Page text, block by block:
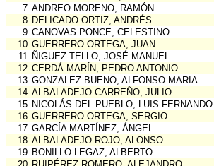
7 ANDREO MORENO, RAMÓN
8 DELICADO ORTIZ, ANDRÉS
9 CANOVAS PONCE, CELESTINO
10 GUERRERO ORTEGA, JUAN
11 ÑIGUEZ TELLO, JOSÉ MANUEL
12 CERDÁ MARÍN, PEDRO ANTONIO
13 GONZALEZ BUENO, ALFONSO MARIA
14 ALBALADEJO CARREÑO, JULIO
15 NICOLÁS DEL PUEBLO, LUIS FERNANDO
16 GUERRERO ORTEGA, SERGIO
17 GARCÍA MARTÍNEZ, ÁNGEL
18 ALBALADEJO ROJO, ALONSO
19 BONILLO LEGAZ, ALBERTO